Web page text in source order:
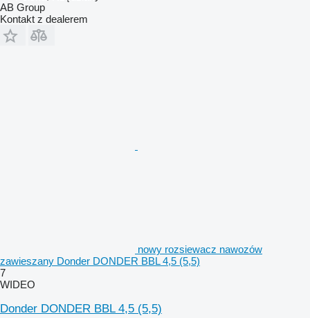
AB Group
Kontakt z dealerem
nowy rozsiewacz nawozów
zawieszany Donder DONDER BBL 4,5 (5,5)
7
WIDEO
Donder DONDER BBL 4,5 (5,5)